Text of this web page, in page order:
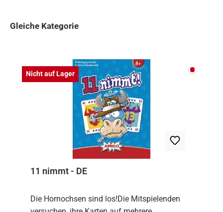
Gleiche Kategorie
Nicht auf Lager Nicht
11 nimmt - DE
Die Hornochsen sind los!Die Mitspielenden